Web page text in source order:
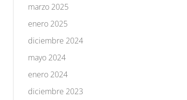
marzo 2025
enero 2025
diciembre 2024
mayo 2024
enero 2024
diciembre 2023